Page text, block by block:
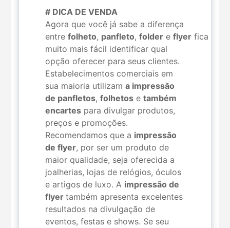
# DICA DE VENDA
Agora que você já sabe a diferença
entrefolheto, panfleto,folder eflyer fica
muito mais fácil identificar qual
opção oferecer para seus clientes.
Estabelecimentos comerciais em
sua maioria utilizama impressão
de panfletos,folhetos etambém
encartes para divulgar produtos,
preços e promoções.
Recomendamos que a impressão
de flyer, por ser um produto de
maior qualidade, seja oferecida a
joalherias, lojas de relógios, óculos
e artigos de luxo. A impressão de
flyertambém apresenta excelentes
resultados na divulgação de
eventos, festas e shows. Se seu